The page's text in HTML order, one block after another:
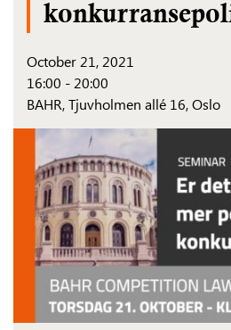
October 21, 2021
16:00 - 20:00
BAHR, Tjuvholmen allé 16, Oslo